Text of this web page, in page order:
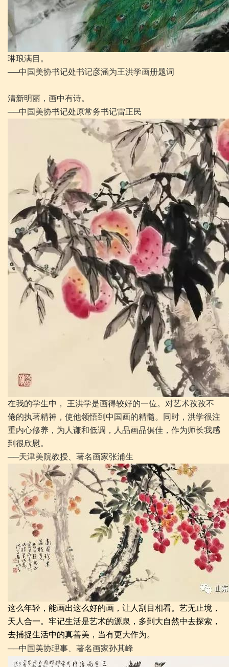
琳琅满目。
──中国美协书记处书记彦涵为王洪学画册题词
清新明丽，画中有诗。
──中国美协书记处原常务书记雷正民
在我的学生中，
王洪学是画得较好的一位。对艺术孜孜不
倦的执著精神，使他领悟到中国画的精髓。同时，洪学很注
重内心修养，为人谦和低调，人品画品俱佳，作为师长我感
到很欣慰。
──天津美院教授、著名画家张浦生
这么年轻，能画出这么好的画，让人刮目相看。艺无止境，
天人合一。牢记生活是艺术的源泉，多到大自然中去探索，
去捕捉生活中的真善美，当有更大作为。
──中国美协理事、著名画家孙其峰